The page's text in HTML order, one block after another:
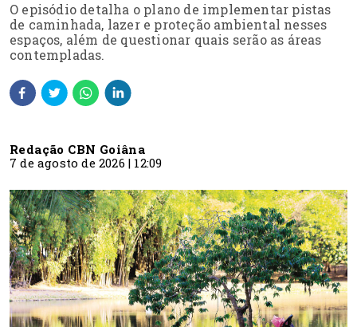
O episódio detalha o plano de implementar pistas
de caminhada, lazer e proteção ambiental nesses
espaços, além de questionar quais serão as áreas
contempladas.
Redação CBN Goiâna
7 de agosto de 2026 | 12:09